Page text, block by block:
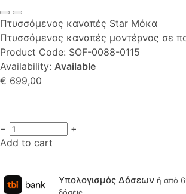
Πτυσσόμενος καναπές Star Μόκα
Πτυσσόμενος καναπές μοντέρνος σε
Product Code: SOF-0088-0115
Availability: Available
€ 699,00
−
+
Add to cart
Υπολογισμός Δόσεων ή από
δόσεις